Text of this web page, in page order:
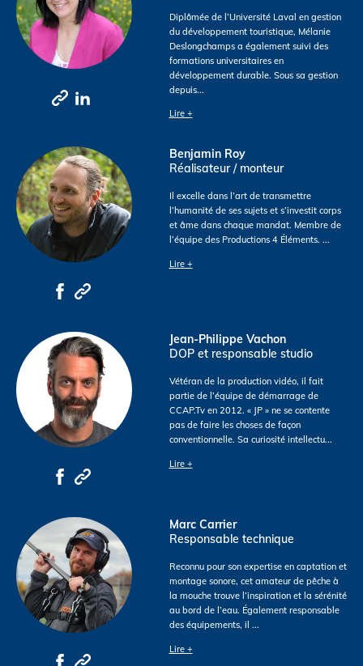
Diplômée de l’Université Laval en gestion
du développement touristique, Mélanie
Deslongchamps a également suivi des
formations universitaires en
développement durable. Sous sa gestion
depuis...
Lire +
Benjamin Roy
Réalisateur / monteur
Il excelle dans l’art de transmettre
l’humanité de ses sujets et s’investit corps
et âme dans chaque mandat. Membre de
l’équipe des Productions 4 Éléments. ...
Lire +
Jean-Philippe Vachon
DOP et responsable studio
Vétéran de la production vidéo, il fait
partie de l’équipe de démarrage de
CCAP.Tv en 2012. « JP » ne se contente
pas de faire les choses de façon
conventionnelle. Sa curiosité intellectu...
Lire +
Marc Carrier
Responsable technique
Reconnu pour son expertise en captation et
montage sonore, cet amateur de pêche à
la mouche trouve l’inspiration et la sérénité
au bord de l’eau. Également responsable
des équipements, il ...
Lire +